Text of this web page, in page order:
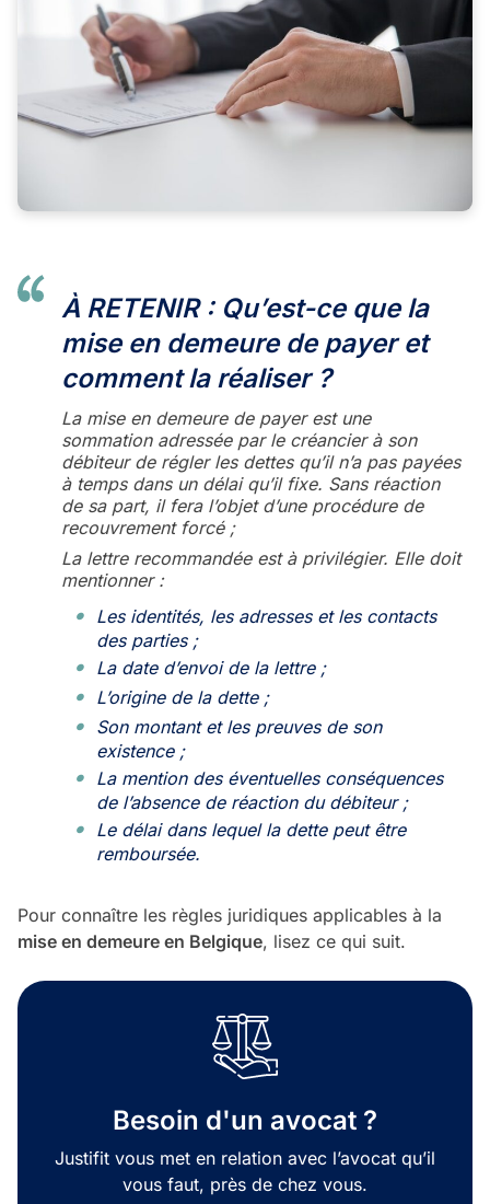
À RETENIR : Qu’est-ce que la
mise en demeure de payer et
comment la réaliser ?
La mise en demeure de payer est une
sommation adressée par le créancier à son
débiteur de régler les dettes qu’il n’a pas payées
à temps dans un délai qu’il fixe. Sans réaction
de sa part, il fera l’objet d’une procédure de
recouvrement forcé ;
La lettre recommandée est à privilégier. Elle doit
mentionner :
Les identités, les adresses et les contacts
des parties ;
La date d’envoi de la lettre ;
L’origine de la dette ;
Son montant et les preuves de son
existence ;
La mention des éventuelles conséquences
de l’absence de réaction du débiteur ;
Le délai dans lequel la dette peut être
remboursée.
Pour connaître les règles juridiques applicables à la
mise en demeure en Belgique, lisez ce qui suit.
Besoin d'un avocat ?
Justifit vous met en relation avec l’avocat qu’il
vous faut, près de chez vous.